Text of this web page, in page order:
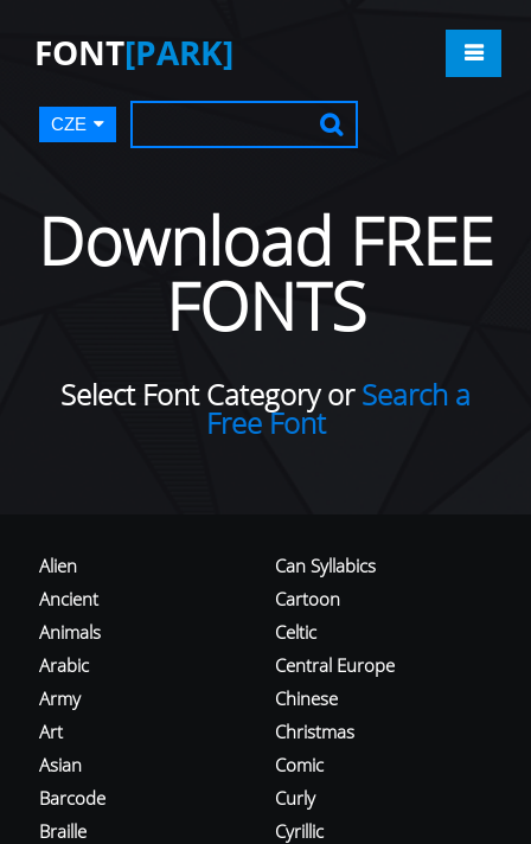
FONT[PARK]
CZE
Download FREE
FONTS
Select Font Category orSearch a
Free Font
Alien
Ancient
Animals
Arabic
Army
Art
Asian
Barcode
Braille
Can Syllabics
Cartoon
Celtic
Central Europe
Chinese
Christmas
Comic
Curly
Cyrillic